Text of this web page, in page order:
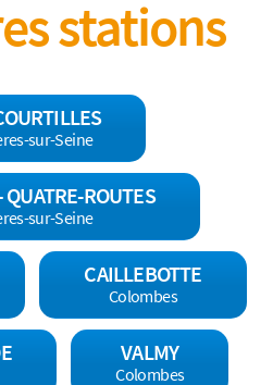
stations
sur-Seine
QUATRE-ROUTES
sur-Seine
CAILLEBOTTE
Colombes
VALMY
Colombes